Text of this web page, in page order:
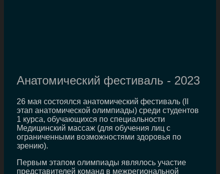
Анатомический фестиваль - 2023
26 мая состоялся анатомический фестиваль (II
этап анатомической олимпиады) среди студентов
1 курса, обучающихся по специальности
Медицинский массаж (для обучения лиц с
ограниченными возможностями здоровья по
зрению).
Первым этапом олимпиады являлось участие
представителей команд в межрегиональной